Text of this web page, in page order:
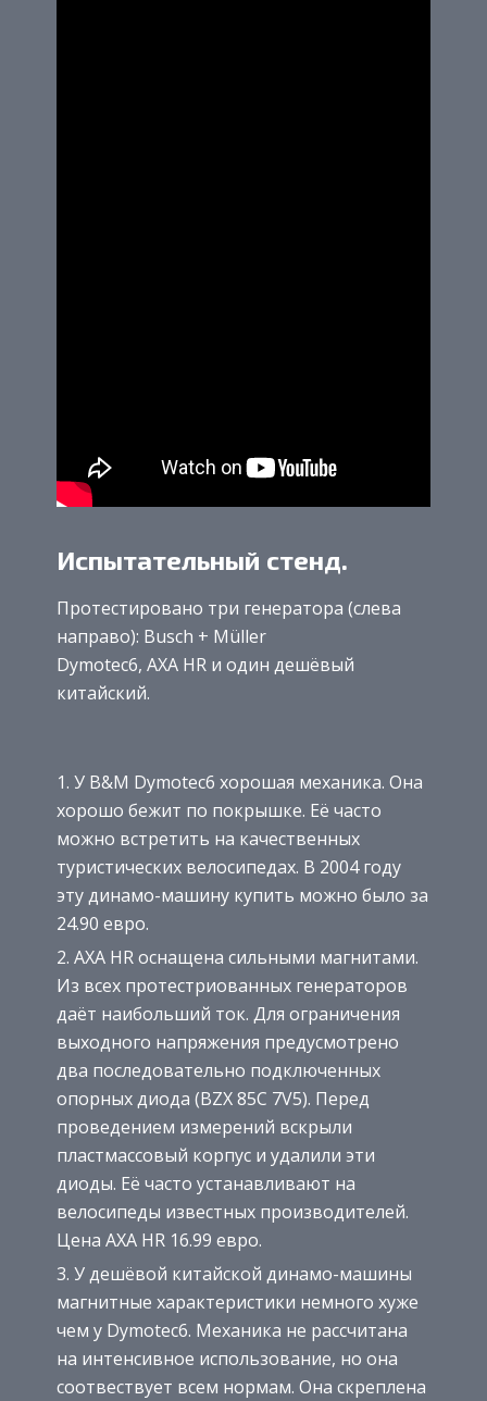
Испытательный стенд.
Протестировано три генератора (слева
направо): Busch + Müller
Dymotec6, AXA HR и один дешёвый
китайский.
У B&M Dymotec6 хорошая механика. Она
хорошо бежит по покрышке. Её часто
можно встретить на качественных
туристических велосипедах. В 2004 году
эту динамо-машину купить можно было за
24.90 евро.
AXA HR оснащена сильными магнитами.
Из всех протестриованных генераторов
даёт наибольший ток. Для ограничения
выходного напряжения предусмотрено
два последовательно подключенных
опорных диода (BZX 85C 7V5). Перед
проведением измерений вскрыли
пластмассовый корпус и удалили эти
диоды. Её часто устанавливают на
велосипеды известных производителей.
Цена AXA HR 16.99 евро.
У дешёвой китайской динамо-машины
магнитные характеристики немного хуже
чем у Dymotec6. Механика не рассчитана
на интенсивное использование, но она
соотвествует всем нормам. Она скреплена